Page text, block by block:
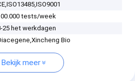
tests/week
25 het werkdagen
Bio
Bekijk meer